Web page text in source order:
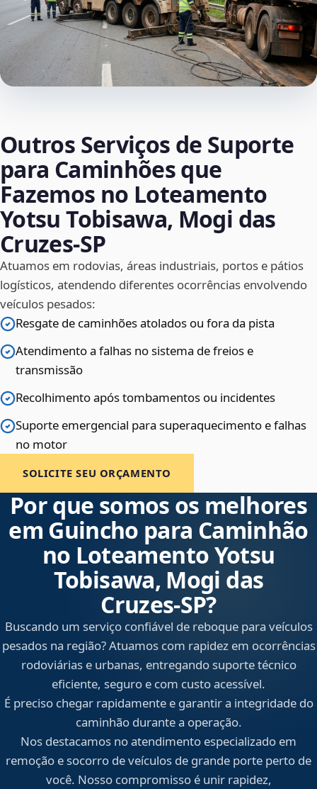
Outros Serviços de Suporte
para Caminhões que
Fazemos no Loteamento
Yotsu Tobisawa, Mogi das
Cruzes‑SP
Atuamos em rodovias, áreas industriais, portos e pátios
logísticos, atendendo diferentes ocorrências envolvendo
veículos pesados:
Resgate de caminhões atolados ou fora da pista
Atendimento a falhas no sistema de freios e
transmissão
Recolhimento após tombamentos ou incidentes
Suporte emergencial para superaquecimento e falhas
no motor
SOLICITE SEU ORÇAMENTO
Por que somos os melhores
em Guincho para Caminhão
no Loteamento Yotsu
Tobisawa, Mogi das
Cruzes‑SP?
Buscando um serviço confiável de reboque para veículos
pesados na região? Atuamos com rapidez em ocorrências
rodoviárias e urbanas, entregando suporte técnico
eficiente, seguro e com custo acessível.
É preciso chegar rapidamente e garantir a integridade do
caminhão durante a operação.
Nos destacamos no atendimento especializado em
remoção e socorro de veículos de grande porte perto de
você. Nosso compromisso é unir rapidez,